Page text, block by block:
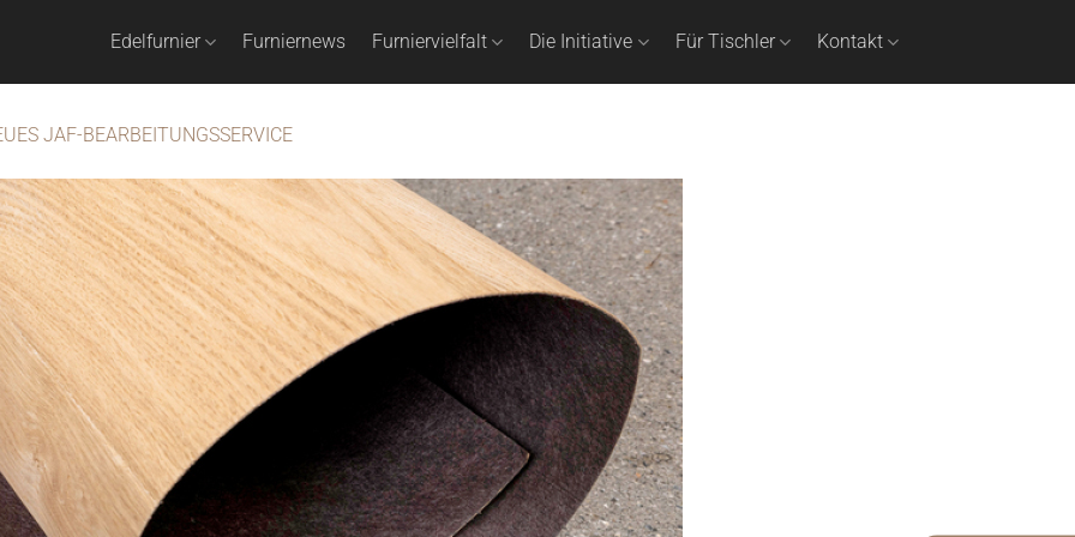
Edelfurnier Furniernews Furniervielfalt Die Initiative Für Tischler Kontakt
JAF-BEARBEITUNGSSERVICE